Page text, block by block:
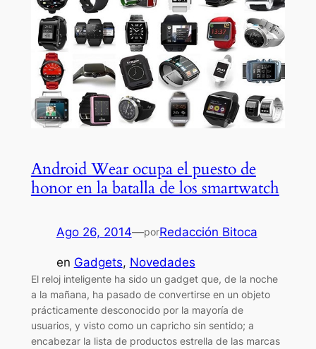
Android Wear ocupa el puesto de
honor en la batalla de los smartwatch
Ago 26, 2014—porRedacción Bitoca
en Gadgets, Novedades
El reloj inteligente ha sido un gadget que, de la noche
a la mañana, ha pasado de convertirse en un objeto
prácticamente desconocido por la mayoría de
usuarios, y visto como un capricho sin sentido; a
encabezar la lista de productos estrella de las marcas